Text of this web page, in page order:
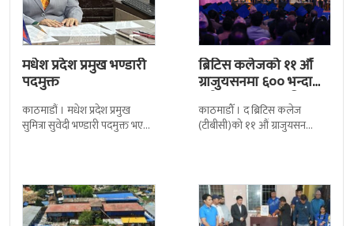
मधेश प्रदेश प्रमुख भण्डारी
पदमुक्त
काठमाडौं । मधेश प्रदेश प्रमुख
सुमित्रा सुवेदी भण्डारी पदमुक्त भएकी
ब्रिटिस कलेजको ११ औँ
ग्राजुयसनमा ६०० भन्दा
बढी ग्राजुयट सम्मानित
काठमाडौँ । द ब्रिटिस कलेज
(टीबीसी)को ११ औं ग्राजुयसन